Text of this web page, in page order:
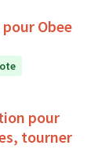
Obee
pour
tourner